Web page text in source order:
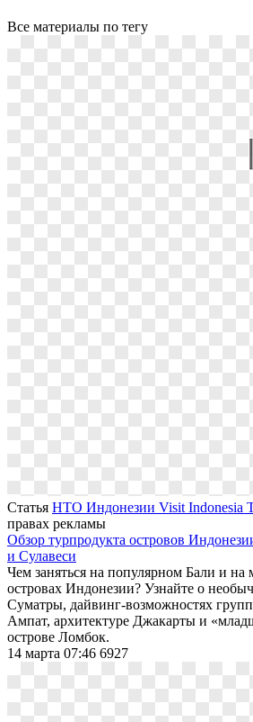
Все материалы по тегу
Статья НТО Индонезии Visit Indonesia
правах рекламы
Обзор турпродукта островов
и Сулавеси
Чем заняться на популярном Бали и на
островах Индонезии? Узнайте о
Суматры, дайвинг-возможностях
Ампат, архитектуре Джакарты и
острове Ломбок.
14 марта 07:46 6927